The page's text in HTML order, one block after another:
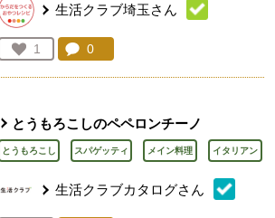
生活クラブ埼玉さん
お気に入り登録：
1
人が登録
コメント：
0
とうもろこしのペペロンチーノ
とうもろこし スパゲッティ メイン料理 イタリアン
生活クラブカタログさん